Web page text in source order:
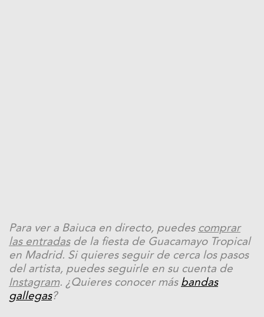
Para ver a Baiuca en directo, puedes comprar
las entradasde la fiesta de Guacamayo Tropical
en Madrid. Si quieres seguir de cerca los pasos
del artista, puedes seguirle en su cuenta de
Instagram. ¿Quieres conocer más bandas
gallegas?